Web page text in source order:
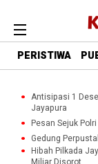
PERISTIWA
Antisipasi 1
Jayapura
Pesan Sejuk
Gedung
Hibah Pilkada